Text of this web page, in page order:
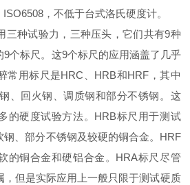
，不低于台式洛氏硬度计。
三种试验力，三种压头，它们共有9种
个标尺。这9个标尺的应用涵盖了几乎
常用标尺是HRC、HRB和HRF，其中
、回火钢、调质钢和部分不锈钢。这
的硬度试验方法。HRB标尺用于测试
钢、部分不锈钢及较硬的铜合金。HRF
的铜合金和硬铝合金。HRA标尺尽管
，但是实际应用上一般只限于测试硬质